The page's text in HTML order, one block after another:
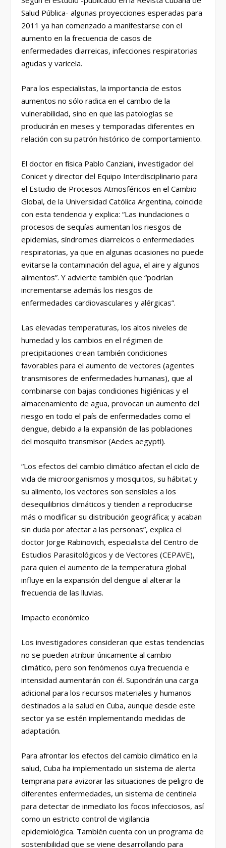
Salud Pública- algunas proyecciones esperadas para
2011 ya han comenzado a manifestarse con el
aumento en la frecuencia de casos de
enfermedades diarreicas, infecciones respiratorias
agudas y varicela.
Para los especialistas, la importancia de estos
aumentos no sólo radica en el cambio de la
vulnerabilidad, sino en que las patologías se
producirán en meses y temporadas diferentes en
relación con su patrón histórico de comportamiento.
El doctor en física Pablo Canziani, investigador del
Conicet y director del Equipo Interdisciplinario para
el Estudio de Procesos Atmosféricos en el Cambio
Global, de la Universidad Católica Argentina, coincide
con esta tendencia y explica: “Las inundaciones o
procesos de sequías aumentan los riesgos de
epidemias, síndromes diarreicos o enfermedades
respiratorias, ya que en algunas ocasiones no puede
evitarse la contaminación del agua, el aire y algunos
alimentos”. Y advierte también que “podrían
incrementarse además los riesgos de
enfermedades cardiovasculares y alérgicas”.
Las elevadas temperaturas, los altos niveles de
humedad y los cambios en el régimen de
precipitaciones crean también condiciones
favorables para el aumento de vectores (agentes
transmisores de enfermedades humanas), que al
combinarse con bajas condiciones higiénicas y el
almacenamiento de agua, provocan un aumento del
riesgo en todo el país de enfermedades como el
dengue, debido a la expansión de las poblaciones
del mosquito transmisor (Aedes aegypti).
“Los efectos del cambio climático afectan el ciclo de
vida de microorganismos y mosquitos, su hábitat y
su alimento, los vectores son sensibles a los
desequilibrios climáticos y tienden a reproducirse
más o modificar su distribución geográfica; y acaban
sin duda por afectar a las personas”, explica el
doctor Jorge Rabinovich, especialista del Centro de
Estudios Parasitológicos y de Vectores (CEPAVE),
para quien el aumento de la temperatura global
influye en la expansión del dengue al alterar la
frecuencia de las lluvias.
Impacto económico
Los investigadores consideran que estas tendencias
no se pueden atribuir únicamente al cambio
climático, pero son fenómenos cuya frecuencia e
intensidad aumentarán con él. Supondrán una carga
adicional para los recursos materiales y humanos
destinados a la salud en Cuba, aunque desde este
sector ya se estén implementando medidas de
adaptación.
Para afrontar los efectos del cambio climático en la
salud, Cuba ha implementado un sistema de alerta
temprana para avizorar las situaciones de peligro de
diferentes enfermedades, un sistema de centinela
para detectar de inmediato los focos infecciosos, así
como un estricto control de vigilancia
epidemiológica. También cuenta con un programa de
sostenibilidad que se viene desarrollando para